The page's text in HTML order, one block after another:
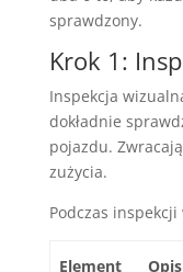
sprawdzony.
Krok 1:
Inspekcja
dokładnie
pojazdu.
zużycia.
Podczas
Element Opis